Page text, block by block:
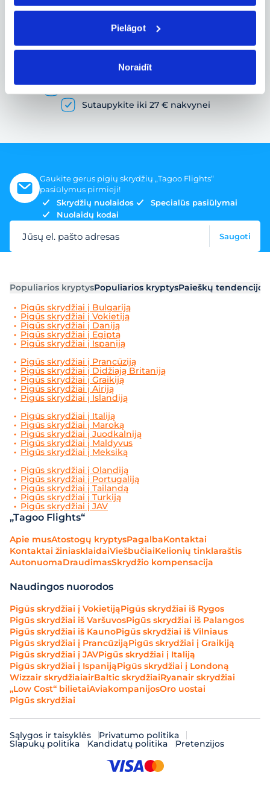
Pielāgot
Noraidīt
Pigių skrydžių paieška ir lėktuvo bilietų
užsakymas
Gausybė skrydžių pasiūlymų
Sutaupykite iki 27 € nakvynei
Gaukite gerus pigių skrydžių „Tagoo Flights“
pasiūlymus pirmieji!
Skrydžių nuolaidos
Specialūs pasiūlymai
Nuolaidų kodai
Jūsų el. pašto adresas Saugoti
Populiarios kryptysPopuliarios kryptysPaieškų tendencijos
Pigūs skrydžiai į Bulgariją
Pigūs skrydžiai į Vokietiją
Pigūs skrydžiai į Daniją
Pigūs skrydžiai į Egiptą
Pigūs skrydžiai į Ispaniją
Pigūs skrydžiai į Prancūziją
Pigūs skrydžiai į Didžiają Britaniją
Pigūs skrydžiai į Graikiją
Pigūs skrydžiai į Airiją
Pigūs skrydžiai į Islandiją
Pigūs skrydžiai į Italiją
Pigūs skrydžiai į Maroką
Pigūs skrydžiai į Juodkalniją
Pigūs skrydžiai į Maldyvus
Pigūs skrydžiai į Meksiką
Pigūs skrydžiai į Olandiją
Pigūs skrydžiai į Portugaliją
Pigūs skrydžiai į Tailandą
Pigūs skrydžiai į Turkiją
Pigūs skrydžiai į JAV
„Tagoo Flights“
Apie musAtostogų kryptysPagalbaKontaktai
Kontaktai žiniasklaidaiViešbučiaiKelionių tinklaraštis
AutonuomaDraudimasSkrydžio kompensacija
Naudingos nuorodos
Pigūs skrydžiai į VokietijąPigūs skrydžiai iš Rygos
Pigūs skrydžiai iš VaršuvosPigūs skrydžiai iš Palangos
Pigūs skrydžiai iš KaunoPigūs skrydžiai iš Vilniaus
Pigūs skrydžiai į PrancūzijąPigūs skrydžiai į Graikiją
Pigūs skrydžiai į JAVPigūs skrydžiai į Italiją
Pigūs skrydžiai į IspanijąPigūs skrydžiai į Londoną
Wizzair skrydžiaiairBaltic skrydžiaiRyanair skrydžiai
„Low Cost“ bilietaiAviakompanijosOro uostai
Pigūs skrydžiai
Sąlygos ir taisyklės Privatumo politika
Slapukų politika Kandidatų politika Pretenzijos